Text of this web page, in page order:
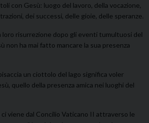
con Gesù: luogo del lavoro, della vocazione,
dei successi, delle gioie, delle speranze.
loro risurrezione dopo gli eventi tumultuosi del
non ha mai fatto mancare la sua presenza
un ciottolo del lago significa voler
quello della presenza amica nei luoghi del
ci viene dal Concilio Vaticano II attraverso le